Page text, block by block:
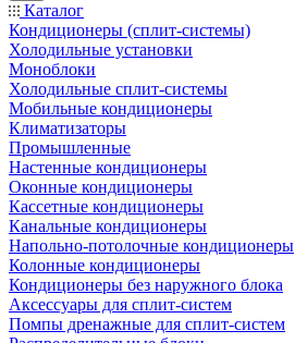
Каталог
Кондиционеры (сплит-системы)
Холодильные установки
Моноблоки
Холодильные сплит-системы
Мобильные кондиционеры
Климатизаторы
Промышленные
Настенные кондиционеры
Оконные кондиционеры
Кассетные кондиционеры
Канальные кондиционеры
Напольно-потолочные кондиционеры
Колонные кондиционеры
Кондиционеры без наружного блока
Аксессуары для сплит-систем
Помпы дренажные для сплит-систем